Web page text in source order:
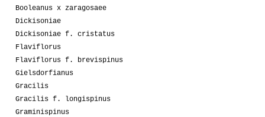
Booleanus x zaragosaee
Dickisoniae
Dickisoniae f. cristatus
Flaviflorus
Flaviflorus f. brevispinus
Gielsdorfianus
Gracilis
Gracilis f. longispinus
Graminispinus